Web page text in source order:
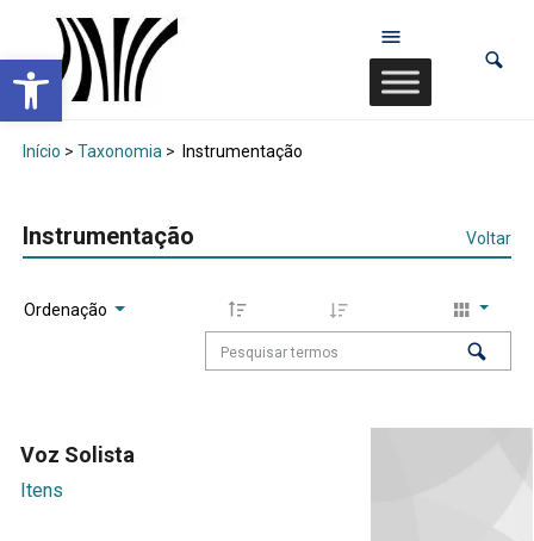
Abrir a barra de ferramentas
Início > Taxonomia > Instrumentação
Instrumentação Voltar
Ordenação
Voz Solista
Itens